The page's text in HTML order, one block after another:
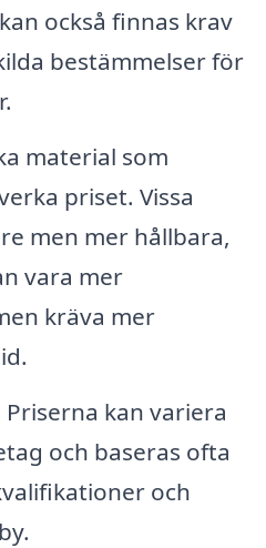
också finnas krav
bestämmelser för
material som
priset. Vissa
men mer hållbara,
vara mer
kräva mer
Priserna kan variera
och baseras ofta
och